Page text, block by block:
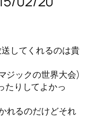
してくれるのは貴
ジックの世界大会)
たりしてよかっ
れるのだけどそれ